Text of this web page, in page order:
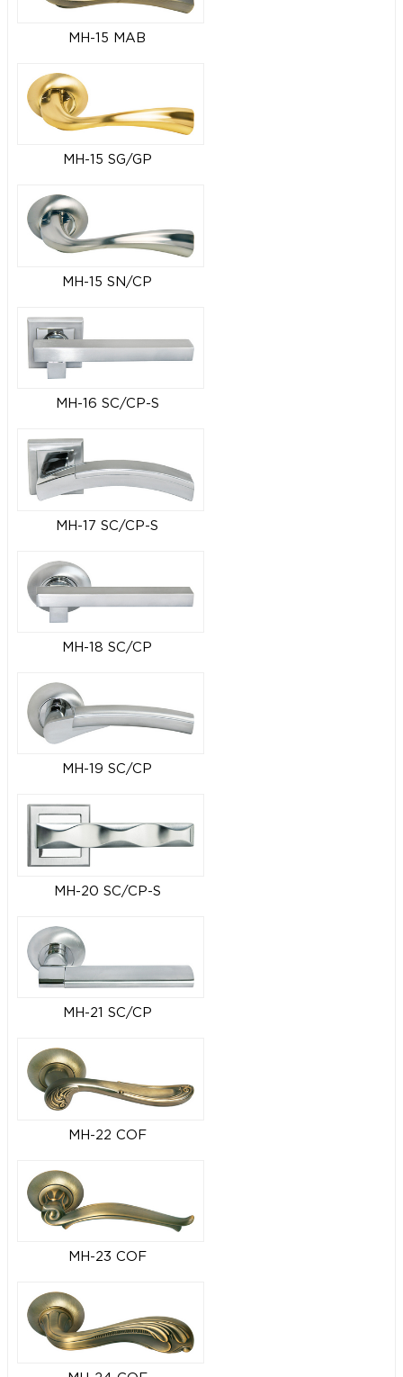
MH-15 MAB
MH-15 SG/GP
MH-15 SN/CP
MH-16 SC/CP-S
MH-17 SC/CP-S
MH-18 SC/CP
MH-19 SC/CP
MH-20 SC/CP-S
MH-21 SC/CP
MH-22 COF
MH-23 COF